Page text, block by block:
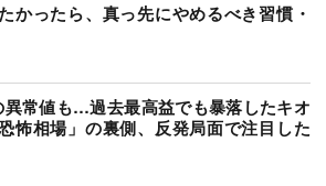
かったら、真っ先にやめるべき習慣・
異常値も…過去最高益でも暴落したキオ
怖相場」の裏側、反発局面で注目した